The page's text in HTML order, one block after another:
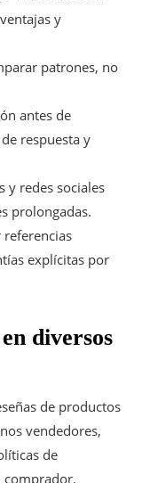
y
patrones, no
antes de
respuesta y
y redes sociales
prolongadas.
referencias
explícitas por
diversos
de productos
vendedores,
de
comprador.